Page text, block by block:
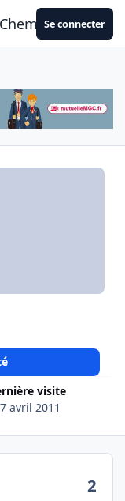
Se connecter
visite
avril 2011
2